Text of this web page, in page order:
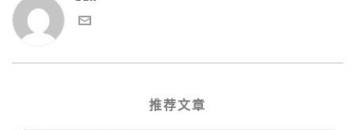
推荐文章